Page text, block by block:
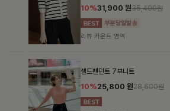
10% 31,900원35,400원
리뷰 카운트 영역
셀드펜던트 7부니트
10% 25,800원28,600원